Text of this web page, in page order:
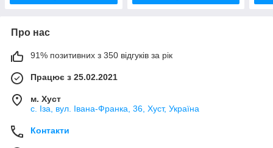
Про нас
91% позитивних з 350 відгуків за рік
Працює з 25.02.2021
м. Хуст
с. Іза, вул. Івана-Франка, 36, Хуст, Україна
Контакти